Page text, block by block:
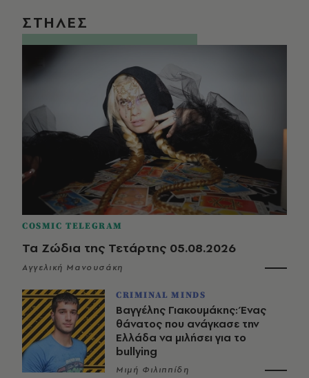
ΣΤΗΛΕΣ
COSMIC TELEGRAM
Τα Ζώδια της Τετάρτης 05.08.2026
Αγγελική Μανουσάκη
CRIMINAL MINDS
Βαγγέλης Γιακουμάκης: Ένας
θάνατος που ανάγκασε την
Ελλάδα να μιλήσει για το
bullying
Μιμή Φιλιππίδη